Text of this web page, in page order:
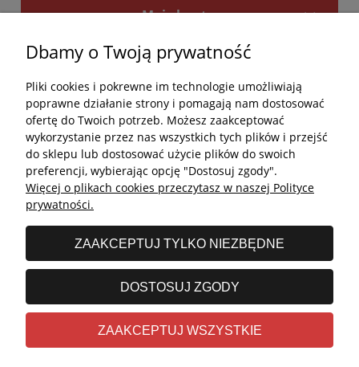
Moje konto
Płatności i dostawa
Kontakt
Kontakt
undefined
Godziny otwarcia salonu:
Poniedziałek - Piątek: 11:00 - 19:00
Sobota: 10:00 - 14:00
undefined © 2026 Wszelkie prawa zastrzeżone
Dbamy o Twoją prywatność
Pliki cookies i pokrewne im technologie umożliwiają
poprawne działanie strony i pomagają nam dostosować
ofertę do Twoich potrzeb. Możesz zaakceptować
wykorzystanie przez nas wszystkich tych plików i przejść
do sklepu lub dostosować użycie plików do swoich
preferencji, wybierając opcję "Dostosuj zgody".
Więcej o plikach cookies przeczytasz w naszej Polityce
prywatności.
ZAAKCEPTUJ TYLKO NIEZBĘDNE
DOSTOSUJ ZGODY
ZAAKCEPTUJ WSZYSTKIE